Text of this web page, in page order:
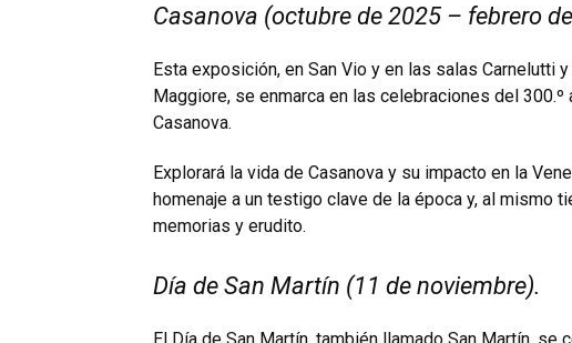
Casanova (octubre de 2025 – febrero
Esta exposición, en San Vio y en las salas Carnelutti
Maggiore, se enmarca en las celebraciones del
Casanova.
Explorará la vida de Casanova y su impacto en la
homenaje a un testigo clave de la época y, al mismo
memorias y erudito.
Día de San Martín (11 de noviembre).